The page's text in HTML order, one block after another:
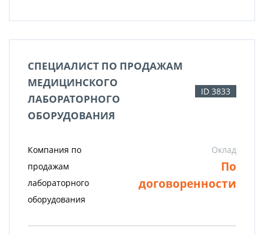
СПЕЦИАЛИСТ ПО ПРОДАЖАМ
МЕДИЦИНСКОГО
ЛАБОРАТОРНОГО
ОБОРУДОВАНИЯ
ID 3833
Компания по
продажам
лабораторного
оборудования
Оклад
По
договоренности